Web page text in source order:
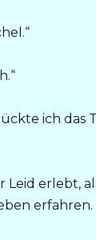
ich das
erlebt,
erfahren.